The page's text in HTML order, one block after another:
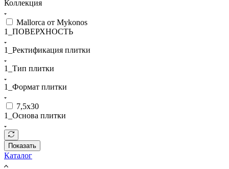
Коллекция
Mallorca от Mykonos
1_ПОВЕРХНОСТЬ
1_Ректификация плитки
1_Тип плитки
1_Формат плитки
7,5x30
1_Основа плитки
Показать
Каталог